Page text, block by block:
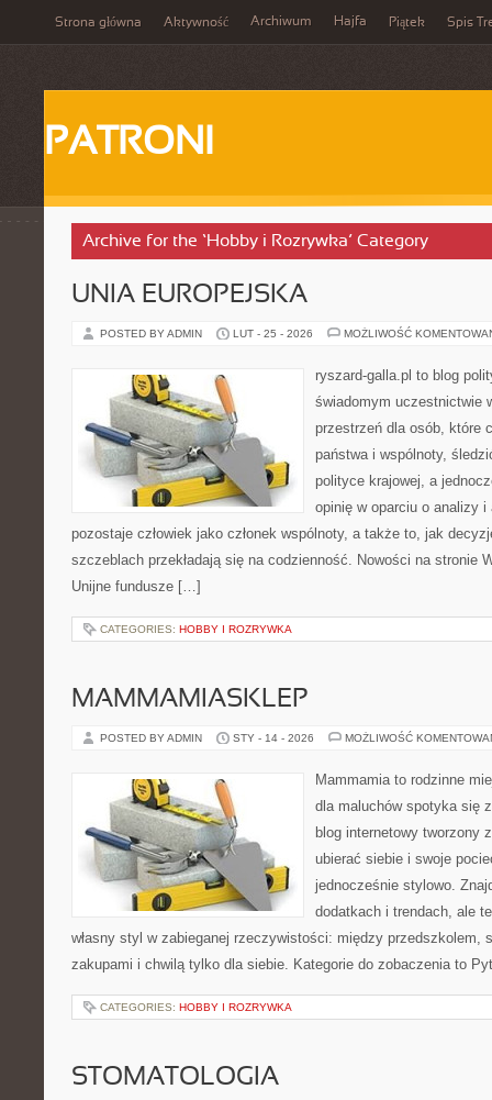
Strona główna Aktywność Archiwum Hajfa Piątek Spis
PATRONI
Archive for the ‘Hobby i Rozrywka’ Category
UNIA EUROPEJSKA
POSTED BY ADMIN LUT - 25 - 2026 MOŻLIWOŚĆ
ryszard-galla.pl to blog
świadomym uczestnictwie
przestrzeń dla osób, które
państwa i wspólnoty,
polityce krajowej, a
opinię w oparciu o analizy
pozostaje człowiek jako członek wspólnoty, a także to, jak
szczeblach przekładają się na codzienność. Nowości na stronie
Unijne fundusze […]
CATEGORIES: HOBBY I ROZRYWKA
MAMMAMIASKLEP
POSTED BY ADMIN STY - 14 - 2026 MOŻLIWOŚĆ
Mammamia to rodzinne
dla maluchów spotyka się
blog internetowy tworzony
ubierać siebie i swoje
jednocześnie stylowo.
dodatkach i trendach, ale
własny styl w zabieganej rzeczywistości: między przedszkolem,
zakupami i chwilą tylko dla siebie. Kategorie do zobaczenia to
CATEGORIES: HOBBY I ROZRYWKA
STOMATOLOGIA